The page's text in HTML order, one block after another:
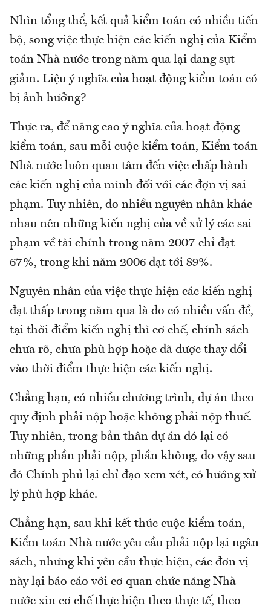
Nhìn tổng thể, kết quả kiểm toán có nhiều tiến
bộ, song việc thực hiện các kiến nghị của Kiểm
toán Nhà nước trong năm qua lại đang sụt
giảm. Liệu ý nghĩa của hoạt động kiểm toán có
bị ảnh hưởng?
Thực ra, để nâng cao ý nghĩa của hoạt động
kiểm toán, sau mỗi cuộc kiểm toán, Kiểm toán
Nhà nước luôn quan tâm đến việc chấp hành
các kiến nghị của mình đối với các đợn vị sai
phạm. Tuy nhiên, do nhiều nguyên nhân khác
nhau nên những kiến nghị của về xử lý các sai
phạm về tài chính trong năm 2007 chỉ đạt
67%, trong khi năm 2006 đạt tới 89%.
Nguyên nhân của việc thực hiện các kiến nghị
đạt thấp trong năm qua là do có nhiều vấn đề,
tại thời điểm kiến nghị thì cơ chế, chính sách
chưa rõ, chưa phù hợp hoặc đã được thay đổi
vào thời điểm thực hiện các kiến nghị.
Chẳng hạn, có nhiều chương trình, dự án theo
quy định phải nộp hoặc không phải nộp thuế.
Tuy nhiên, trong bản thân dự án đó lại có
những phần phải nộp, phần không, do vậy sau
đó Chính phủ lại chỉ đạo xem xét, có hướng xử
lý phù hợp khác.
Chẳng hạn, sau khi kết thúc cuộc kiểm toán,
Kiểm toán Nhà nước yêu cầu phải nộp lại ngân
sách, nhưng khi yêu cầu thực hiện, các đơn vị
này lại báo cáo với cơ quan chức năng Nhà
nước xin cơ chế thực hiện theo thực tế, theo